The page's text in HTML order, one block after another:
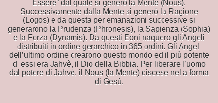
Essere” dal quale si generò la Mente (Nous).
Successivamente dalla Mente si generò la Ragione
(Logos) e da questa per emanazioni successive si
generarono la Prudenza (Phronesis), la Sapienza (Sophia)
e la Forza (Dynamis). Da questi Eoni naquero gli Angeli
distribuiti in ordine gerarchico in 365 ordini. Gli Angeli
dell’ultimo ordine crearono questo mondo ed il più potente
di essi era Jahvè, il Dio della Bibbia. Per liberare l’uomo
dal potere di Jahvè, il Nous (la Mente) discese nella forma
di Gesù.
DA STEINER.